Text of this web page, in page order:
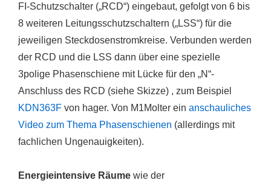
FI-Schutzschalter („RCD“) eingebaut, gefolgt von 6 bis
8 weiteren Leitungsschutzschaltern („LSS“) für die
jeweiligen Steckdosenstromkreise. Verbunden werden
der RCD und die LSS dann über eine spezielle
3polige Phasenschiene mit Lücke für den „N“-
Anschluss des RCD (siehe Skizze) , zum Beispiel
KDN363F von hager. Von M1Molter ein anschauliches
Video zum Thema Phasenschienen (allerdings mit
fachlichen Ungenauigkeiten).
Energieintensive Räume wie der